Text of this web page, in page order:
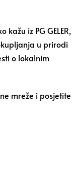
iz PG GELER,
u prirodi
o lokalnim
mreže i posjetite